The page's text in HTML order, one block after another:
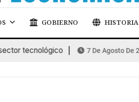
GOBIERNO HISTORIA
tecnológico 7 De Agosto De 2026